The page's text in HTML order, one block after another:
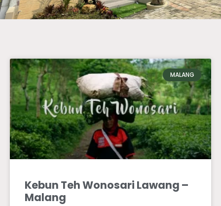
MALANG
Kebun Teh Wonosari Lawang –
Malang